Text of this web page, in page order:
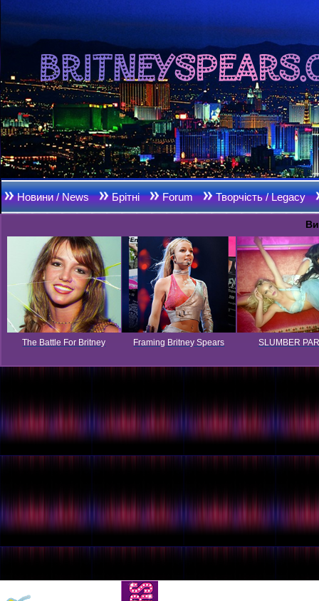
Новини / News Брітні Forum Творчість / Legacy
The Battle For Britney Framing Britney Spears SLUMBER